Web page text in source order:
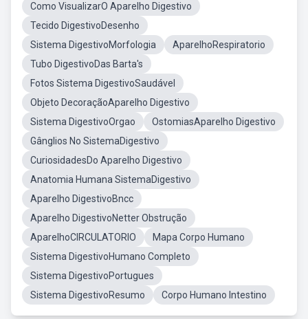
Como VisualizarO Aparelho Digestivo
Tecido DigestivoDesenho
Sistema DigestivoMorfologia
AparelhoRespiratorio
Tubo DigestivoDas Barta's
Fotos Sistema DigestivoSaudável
Objeto DecoraçãoAparelho Digestivo
Sistema DigestivoOrgao
OstomiasAparelho Digestivo
Gânglios No SistemaDigestivo
CuriosidadesDo Aparelho Digestivo
Anatomia Humana SistemaDigestivo
Aparelho DigestivoBncc
Aparelho DigestivoNetter Obstrução
AparelhoCIRCULATORIO
Mapa Corpo Humano
Sistema DigestivoHumano Completo
Sistema DigestivoPortugues
Sistema DigestivoResumo
Corpo Humano Intestino